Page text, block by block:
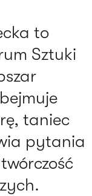
to
Sztuki
taniec
pytania